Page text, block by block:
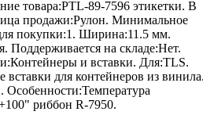
товара:PTL-89-7596 этикетки. В
продажи:Рулон. Минимальное
покупки:1. Ширина:11.5 мм.
Поддерживается на складе:Нет.
и вставки. Для:TLS.
для контейнеров из
риббон R-7950.